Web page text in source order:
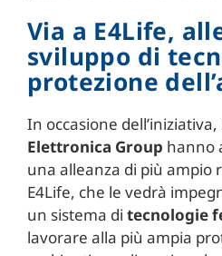
Via a E4Life,
sviluppo di
protezione
In occasione dell’iniziativa,
Elettronica Group hanno
una alleanza di più ampio
E4Life, che le vedrà
un sistema di tecnologie
lavorare alla più ampia